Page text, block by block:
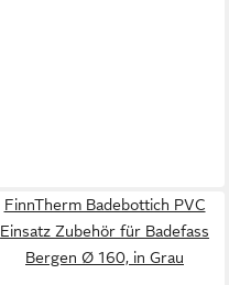
FinnTherm Badebottich PVC
Einsatz Zubehör für Badefass
Bergen Ø 160, in Grau